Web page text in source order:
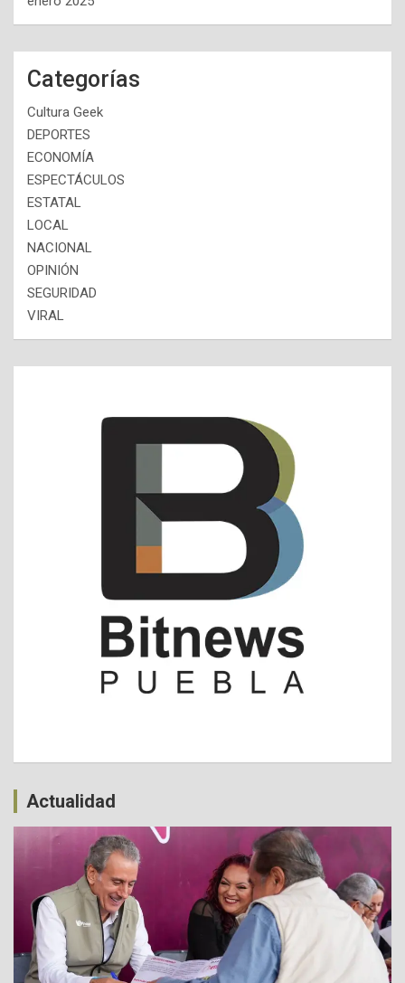
Categorías
Cultura Geek
DEPORTES
ECONOMÍA
ESPECTÁCULOS
ESTATAL
LOCAL
NACIONAL
OPINIÓN
SEGURIDAD
VIRAL
Actualidad